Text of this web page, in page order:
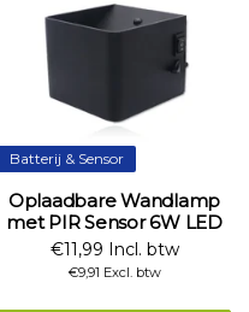
Batterij & Sensor
Oplaadbare Wandlamp
met PIR Sensor 6W LED
€11,99 Incl. btw
€9,91 Excl. btw